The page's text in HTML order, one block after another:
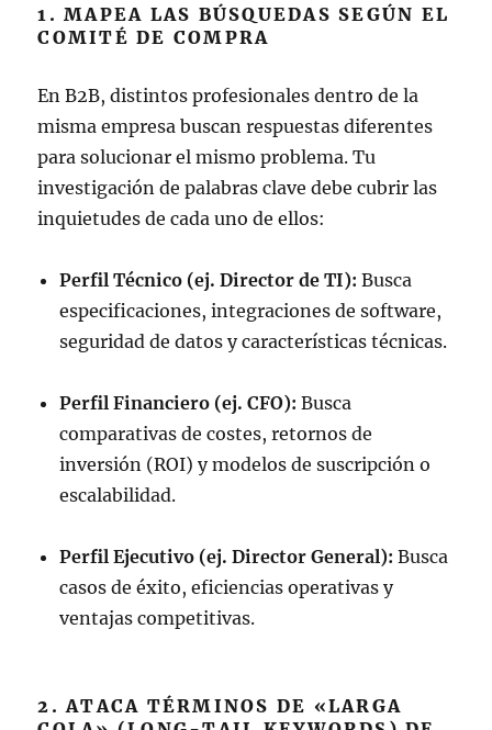
1. MAPEA LAS BÚSQUEDAS SEGÚN EL
COMITÉ DE COMPRA
En B2B, distintos profesionales dentro de la
misma empresa buscan respuestas diferentes
para solucionar el mismo problema. Tu
investigación de palabras clave debe cubrir las
inquietudes de cada uno de ellos:
Perfil Técnico (ej. Director de TI): Busca
especificaciones, integraciones de software,
seguridad de datos y características técnicas.
Perfil Financiero (ej. CFO): Busca
comparativas de costes, retornos de
inversión (ROI) y modelos de suscripción o
escalabilidad.
Perfil Ejecutivo (ej. Director General): Busca
casos de éxito, eficiencias operativas y
ventajas competitivas.
2. ATACA TÉRMINOS DE «LARGA